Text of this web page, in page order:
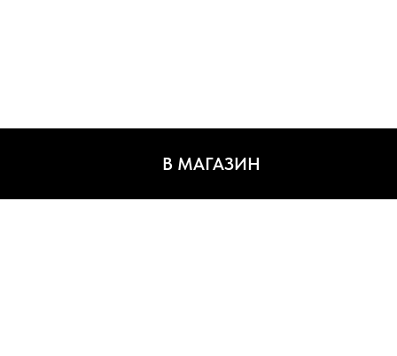
В МАГАЗИН